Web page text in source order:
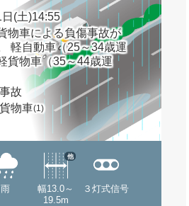
(土)14:55
物車による負傷事故が
軽自動車（25～34歳運
貨物車（35～44歳運
故
物車(1)
雨
幅13.0～
19.5m
他
３灯式信号